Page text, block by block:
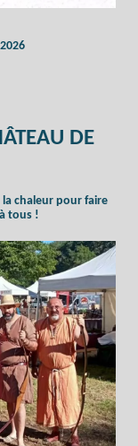
DE
chaleur pour faire
tous !